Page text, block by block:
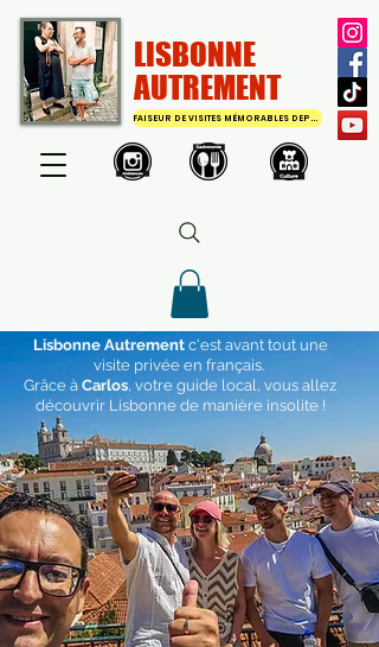
LISBONNE
AUTREMENT
FAISEUR DE VISITES MÉMORABLES DEPUIS 2011
Lisbonne Autrementc'est avant tout une
visite privée en français.
Grâce à Carlos, votre guide local, vous allez
découvrir Lisbonne de manière insolite !